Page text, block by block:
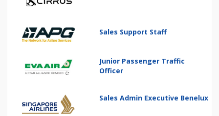
Sales Support Staff
Junior Passenger Traffic
Officer
Sales Admin Executive Benelux